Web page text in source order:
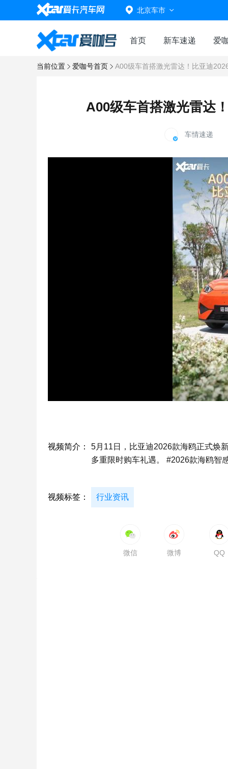
北京车市
首页 新车速递 爱
当前位置 爱咖号首页 A00级车首搭激光雷达！比亚迪
A00级车首搭激光雷达
车情速递
视频简介：
5月11日，比亚迪2026款海鸥正式焕
多重限时购车礼遇。 #2026款海鸥智
视频标签： 行业资讯
微信 微博 QQ